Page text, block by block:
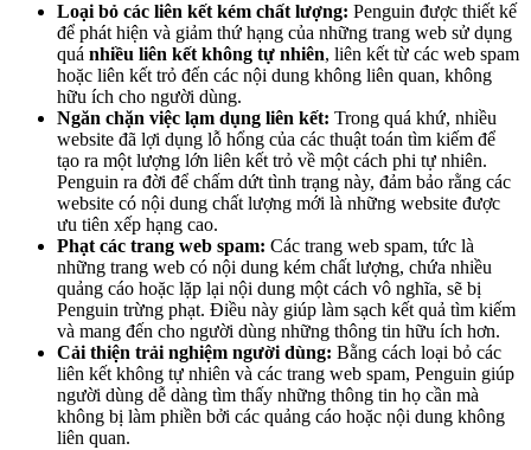
Loại bỏ các liên kết kém chất lượng: Penguin được thiết kế
để phát hiện và giảm thứ hạng của những trang web sử dụng
quá nhiều liên kết không tự nhiên, liên kết từ các web spam
hoặc liên kết trỏ đến các nội dung không liên quan, không
hữu ích cho người dùng.
Ngăn chặn việc lạm dụng liên kết: Trong quá khứ, nhiều
website đã lợi dụng lỗ hổng của các thuật toán tìm kiếm để
tạo ra một lượng lớn liên kết trỏ về một cách phi tự nhiên.
Penguin ra đời để chấm dứt tình trạng này, đảm bảo rằng các
website có nội dung chất lượng mới là những website được
ưu tiên xếp hạng cao.
Phạt các trang web spam: Các trang web spam, tức là
những trang web có nội dung kém chất lượng, chứa nhiều
quảng cáo hoặc lặp lại nội dung một cách vô nghĩa, sẽ bị
Penguin trừng phạt. Điều này giúp làm sạch kết quả tìm kiếm
và mang đến cho người dùng những thông tin hữu ích hơn.
Cải thiện trải nghiệm người dùng: Bằng cách loại bỏ các
liên kết không tự nhiên và các trang web spam, Penguin giúp
người dùng dễ dàng tìm thấy những thông tin họ cần mà
không bị làm phiền bởi các quảng cáo hoặc nội dung không
liên quan.